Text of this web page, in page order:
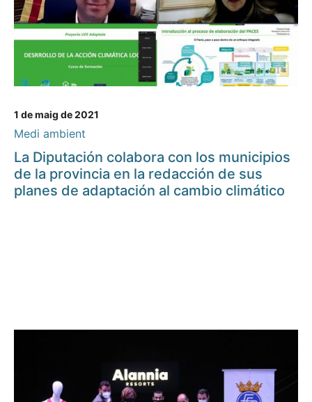
1 de maig de 2021
Medi ambient
La Diputación colabora con los municipios
de la provincia en la redacción de sus
planes de adaptación al cambio climático